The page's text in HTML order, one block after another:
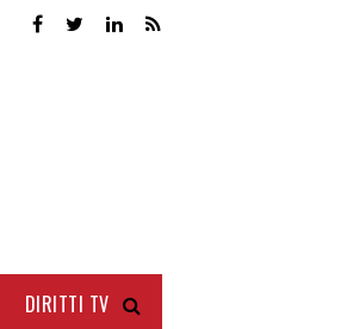
DIRITTI TV